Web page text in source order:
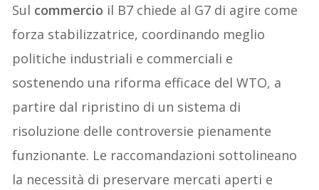
Sul commercio il B7 chiede al G7 di agire come
forza stabilizzatrice, coordinando meglio
politiche industriali e commerciali e
sostenendo una riforma efficace del WTO, a
partire dal ripristino di un sistema di
risoluzione delle controversie pienamente
funzionante. Le raccomandazioni sottolineano
la necessità di preservare mercati aperti e